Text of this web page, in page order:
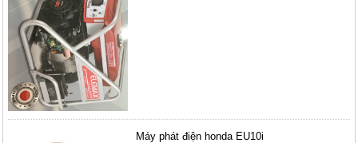
Máy phát điện honda EU10i